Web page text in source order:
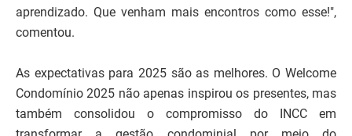
aprendizado. Que venham mais encontros como esse!",
comentou.
As expectativas para 2025 são as melhores. O Welcome
Condomínio 2025 não apenas inspirou os presentes, mas
também consolidou o compromisso do INCC em